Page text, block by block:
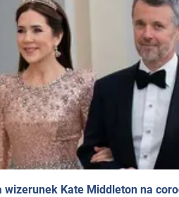
wizerunek Kate Middleton na